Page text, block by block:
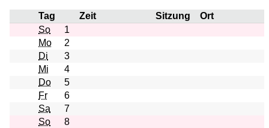
Tag Zeit Sitzung
Ort
So
1
Mo
2
Di
3
Mi
4
Do
5
Fr
6
Sa
7
So
8